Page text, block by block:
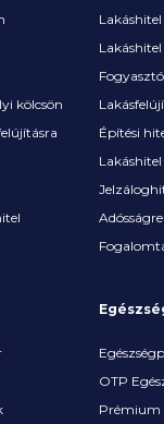
kölcsön
Építési
OTP
Prémium